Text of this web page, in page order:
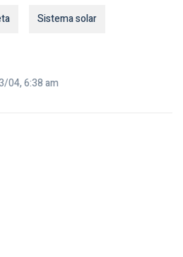
Sistema solar
04, 6:38 am